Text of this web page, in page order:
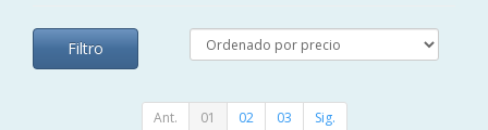
Filtro
Ant. 01 02 03 Sig.